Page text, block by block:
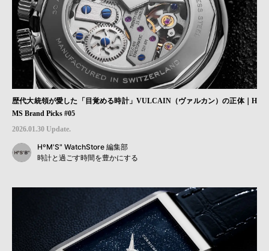
歴代大統領が愛した「目覚める時計」VULCAIN（ヴァルカン）の正体｜H
MS Brand Picks #05
2026.01.30 Update.
HºM'S" WatchStore 編集部
時計と過ごす時間を豊かにする